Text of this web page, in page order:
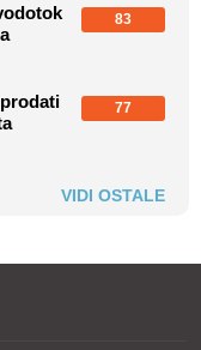
83
77
VIDI OSTALE